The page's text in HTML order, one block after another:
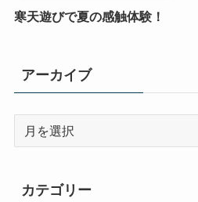
寒天遊びで夏の感触体験！
アーカイブ
カテゴリー